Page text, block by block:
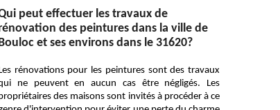
peut effectuer les travaux de
des peintures dans la ville de
et ses environs dans le 31620?
rénovations pour les peintures sont des travaux
ne peuvent en aucun cas être négligés. Les
des maisons sont invités à procéder à ce